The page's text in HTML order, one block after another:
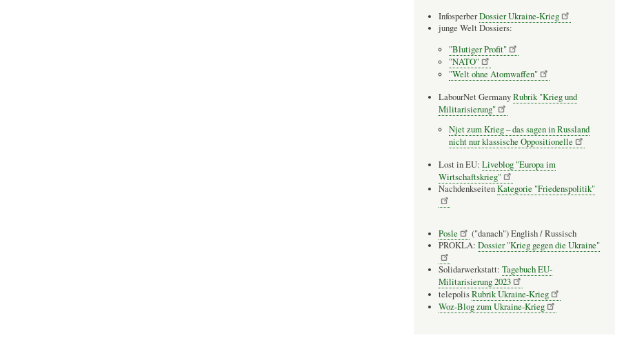
InfosperberDossier Ukraine-Krieg
junge Welt Dossiers:
"Blutiger Profit"
"NATO"
"Welt ohne Atomwaffen"
LabourNet GermanyRubrik "Krieg und
Militarisierung"
Njet zum Krieg – das sagen in Russland
nicht nur klassische Oppositionelle
Lost in EU: Liveblog "Europa im
Wirtschaftskrieg"
NachdenkseitenKategorie "Friedenspolitik"
Posle
("danach") English / Russisch
PROKLA: Dossier "Krieg gegen die Ukraine"
Solidarwerkstatt: Tagebuch EU-
Militarisierung 2023
telepolisRubrik Ukraine-Krieg
Woz-Blog zum Ukraine-Krieg